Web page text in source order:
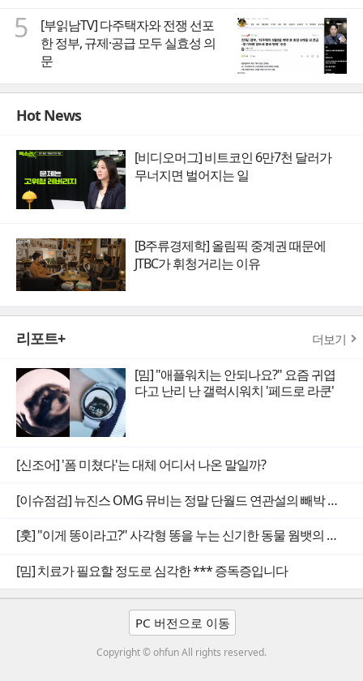
5
[부읽남TV] 다주택자와 전쟁 선포
한 정부, 규제·공급 모두 실효성 의
문
Hot News
[비디오머그] 비트코인 6만7천 달러가
무너지면 벌어지는 일
[B주류경제학] 올림픽 중계권 때문에
JTBC가 휘청거리는 이유
리포트+ 더보기
[밈] "애플워치는 안되나요?" 요즘 귀엽
다고 난리 난 갤럭시워치 '페드로 라쿤'
[신조어] '폼 미쳤다'는 대체 어디서 나온 말일까?
[이슈점검] 뉴진스 OMG 뮤비는 정말 단월드 연관설의 빼박 증거일까
[훗] "이게 똥이라고?" 사각형 똥을 누는 신기한 동물 웜뱃의 비밀
[밈] 치료가 필요할 정도로 심각한 *** 증독증입니다
PC 버전으로 이동
Copyright © ohfun All rights reserved.